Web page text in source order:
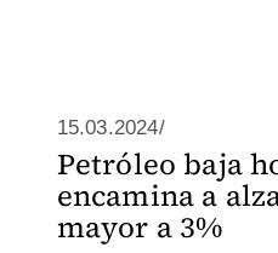
15.03.2024/
Petróleo baja
encamina a
mayor a 3%